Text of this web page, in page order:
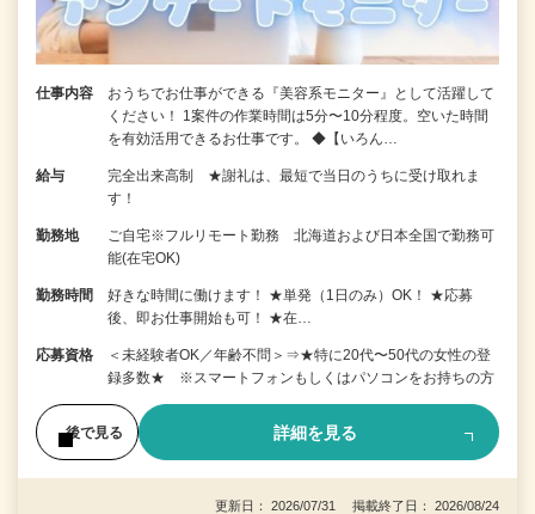
仕事内容
おうちでお仕事ができる『美容系モニター』として活躍して
ください！ 1案件の作業時間は5分〜10分程度。空いた時間
を有効活用できるお仕事です。 ◆【いろん…
給与
完全出来高制 ★謝礼は、最短で当日のうちに受け取れま
す！
勤務地
ご自宅※フルリモート勤務 北海道および日本全国で勤務可
能(在宅OK)
勤務時間
好きな時間に働けます！ ★単発（1日のみ）OK！ ★応募
後、即お仕事開始も可！ ★在…
応募資格
＜未経験者OK／年齢不問＞⇒★特に20代〜50代の女性の登
録多数★ ※スマートフォンもしくはパソコンをお持ちの方
後で見る 詳細を見る
更新日： 2026/07/31 掲載終了日： 2026/08/24